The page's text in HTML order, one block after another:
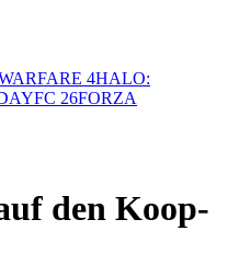
4HALO:
FC 26FORZA
den Koop-